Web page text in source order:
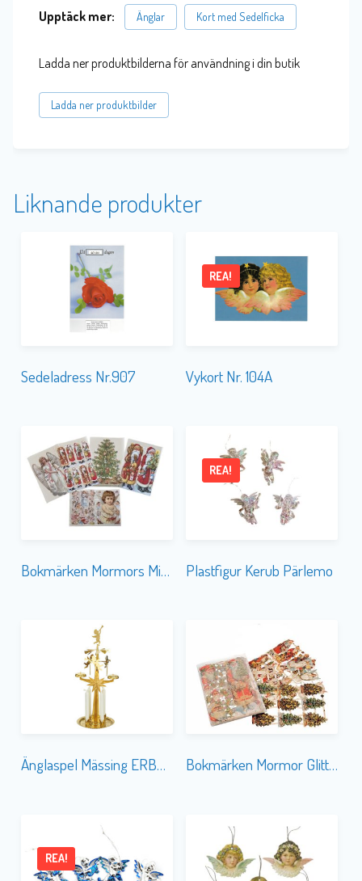
Upptäck mer: Änglar Kort med Sedelficka
Ladda ner produktbilderna för användning i din butik
Ladda ner produktbilder
Liknande produkter
Sedeladress Nr.907 Vykort Nr. 104A
REA!
Bokmärken Mormors Mix 90-tal Plastfigur Kerub Pärlemo
REA!
Änglaspel Mässing ERBJUDANDE Bokmärken Mormor Glitter Jul
REA!